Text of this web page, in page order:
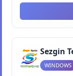
Sezgin
WINDOWS